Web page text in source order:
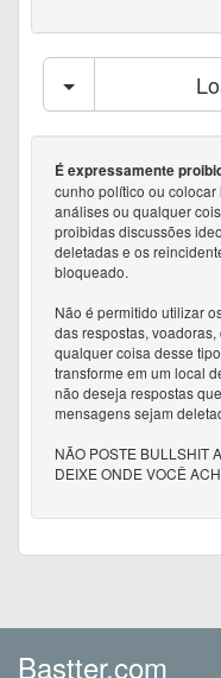
É expressamente
cunho político ou colocar
análises ou qualquer
proibidas discussões
deletadas e os
bloqueado.
Não é permitido utilizar
das respostas,
qualquer coisa desse
transforme em um local
não deseja respostas
mensagens sejam
NÃO POSTE BULLSHIT
DEIXE ONDE VOCÊ
Bastter.com